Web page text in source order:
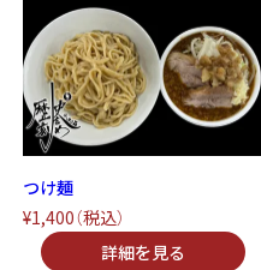
つけ麺
¥1,400（税込）